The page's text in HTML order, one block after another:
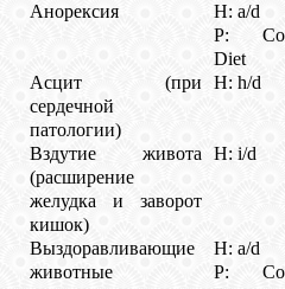
Анорексия
H: a/d
P:
Diet
Асцит (при
сердечной
патологии)
H: h/d
Вздутие живота
(расширение
желудка и заворот
кишок)
H: i/d
Выздоравливающие
животные
H: a/d
P: